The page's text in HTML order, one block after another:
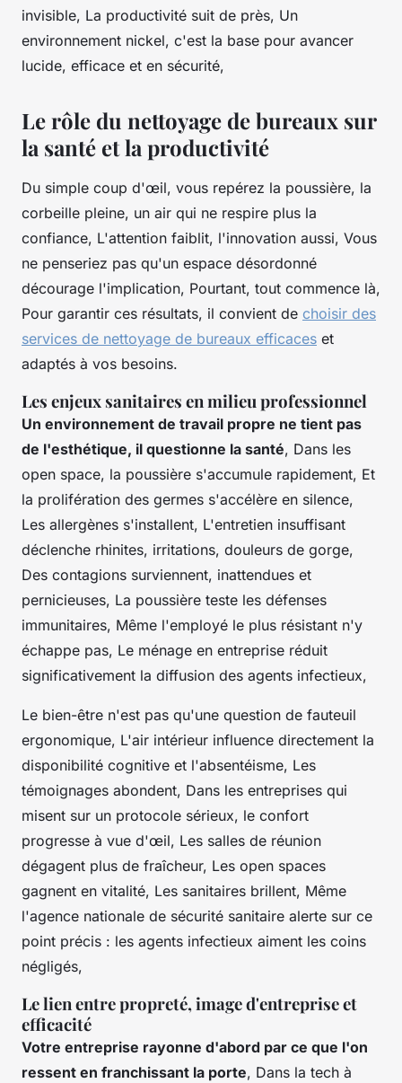
invisible, La productivité suit de près, Un
environnement nickel, c'est la base pour avancer
lucide, efficace et en sécurité,
Le rôle du nettoyage de bureaux sur
la santé et la productivité
Du simple coup d'œil, vous repérez la poussière, la
corbeille pleine, un air qui ne respire plus la
confiance, L'attention faiblit, l'innovation aussi, Vous
ne penseriez pas qu'un espace désordonné
décourage l'implication, Pourtant, tout commence là,
Pour garantir ces résultats, il convient de choisir des
services de nettoyage de bureaux efficaces et
adaptés à vos besoins.
Les enjeux sanitaires en milieu professionnel
Un environnement de travail propre ne tient pas
de l'esthétique, il questionne la santé, Dans les
open space, la poussière s'accumule rapidement, Et
la prolifération des germes s'accélère en silence,
Les allergènes s'installent, L'entretien insuffisant
déclenche rhinites, irritations, douleurs de gorge,
Des contagions surviennent, inattendues et
pernicieuses, La poussière teste les défenses
immunitaires, Même l'employé le plus résistant n'y
échappe pas, Le ménage en entreprise réduit
significativement la diffusion des agents infectieux,
Le bien-être n'est pas qu'une question de fauteuil
ergonomique, L'air intérieur influence directement la
disponibilité cognitive et l'absentéisme, Les
témoignages abondent, Dans les entreprises qui
misent sur un protocole sérieux, le confort
progresse à vue d'œil, Les salles de réunion
dégagent plus de fraîcheur, Les open spaces
gagnent en vitalité, Les sanitaires brillent, Même
l'agence nationale de sécurité sanitaire alerte sur ce
point précis : les agents infectieux aiment les coins
négligés,
Le lien entre propreté, image d'entreprise et
efficacité
Votre entreprise rayonne d'abord par ce que l'on
ressent en franchissant la porte, Dans la tech à